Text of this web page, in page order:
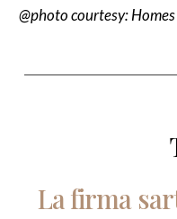
@photo courtesy:
La firma